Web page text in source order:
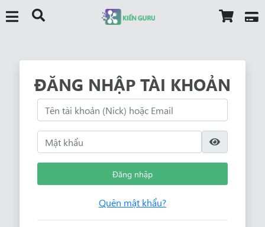
ĐĂNG NHẬP TÀI KHOẢN
Đăng nhập
Quên mật khẩu?